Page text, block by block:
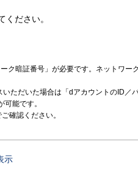
ださい。
ク暗証番号」が必要です。ネットワー
ただいた場合は「dアカウントのID／
能です。
ご確認ください。
示